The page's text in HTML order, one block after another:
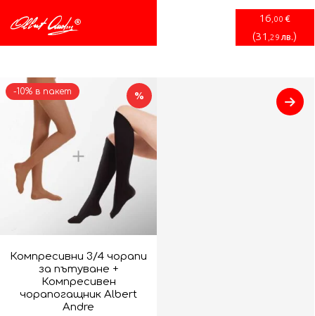
16 ,00 €
(31 ,29 лв.)
%
Компресивни 3/4 чорапи
за пътуване +
Компресивен
чорапогащник Albert
Andre
-10% в пакет